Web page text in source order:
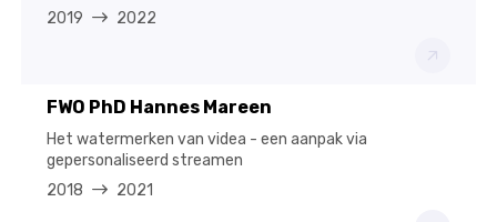
2019
2022
FWO PhD Hannes Mareen
Het watermerken van videa - een aanpak via
gepersonaliseerd streamen
2018
2021